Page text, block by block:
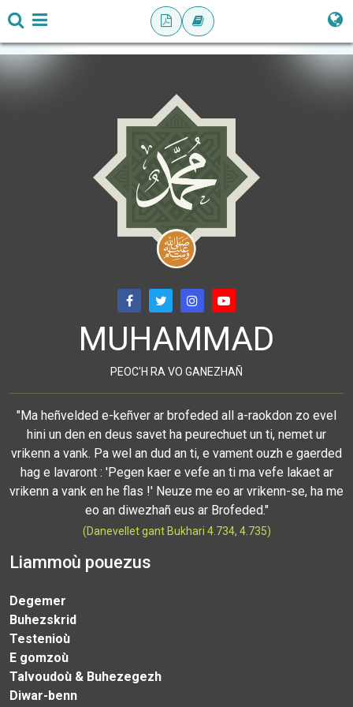
MUHAMMAD
PEOC'H RA VO GANEZHAÑ
"Ma heñvelded e-keñver ar brofeded all a-raokdon zo evel
hini un den en deus savet ha peurechuet un ti, nemet ur
vrikenn a vank. Pa wel an dud an ti, e vament ouzh e gaerded
hag e lavaront : 'Pegen kaer e vefe an ti ma vefe lakaet ar
vrikenn a vank en he flas !' Neuze me eo ar vrikenn-se, ha me
eo an diwezhañ eus ar Brofeded."
(Danevellet gant Bukhari 4.734, 4.735)
Liammoù pouezus
Degemer
Buhezskrid
Testenioù
E gomzoù
Talvoudoù & Buhezegezh
Diwar-benn